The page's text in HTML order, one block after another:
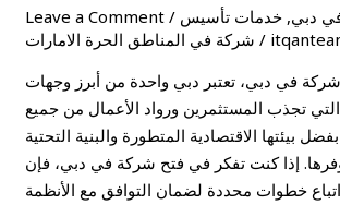
Leave a Comment / دبي, خدمات تأسيس
شركة في المناطق الحرة الامارات /
في دبي، تعتبر دبي واحدة من أبرز وجهات
التي تجذب المستثمرين ورواد الأعمال من جميع
بيئتها الاقتصادية المتطورة والبنية التحتية
إذا كنت تفكر في فتح شركة في دبي، فإن
خطوات محددة لضمان التوافق مع الأنظمة